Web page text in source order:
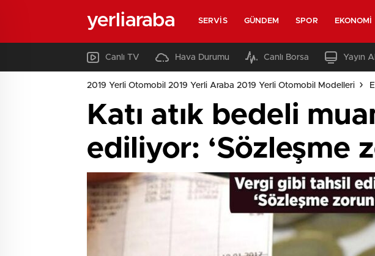
yerliaraba SERVIS GÜNDEM SPOR EKONOMI
Canlı TV Hava Durumu Canlı Borsa Yayın
2019 Yerli Otomobil 2019 Yerli Araba 2019 Yerli Otomobil Modelleri
Katı atık bedeli
ediliyor: ‘Sözleşme